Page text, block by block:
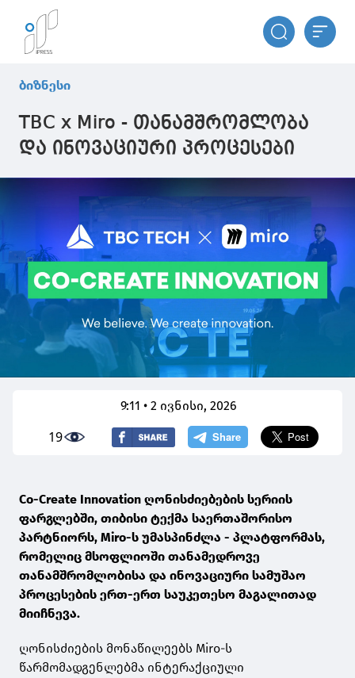
ბიზნესი
TBC x Miro - თანამშრომლობა
და ინოვაციური პროცესები
9:11 • 2 ივნისი, 2026
19
Co-Create Innovation ღონისძიებების სერიის
ფარგლებში, თიბისი ტექმა საერთაშორისო
პარტნიორს, Miro-ს უმასპინძლა - პლატფორმას,
რომელიც მსოფლიოში თანამედროვე
თანამშრომლობისა და ინოვაციური სამუშაო
პროცესების ერთ-ერთ საუკეთესო მაგალითად
მიიჩნევა.
ღონისძიების მონაწილეებს Miro-ს
წარმომადგენლებმა ინტერაქციული